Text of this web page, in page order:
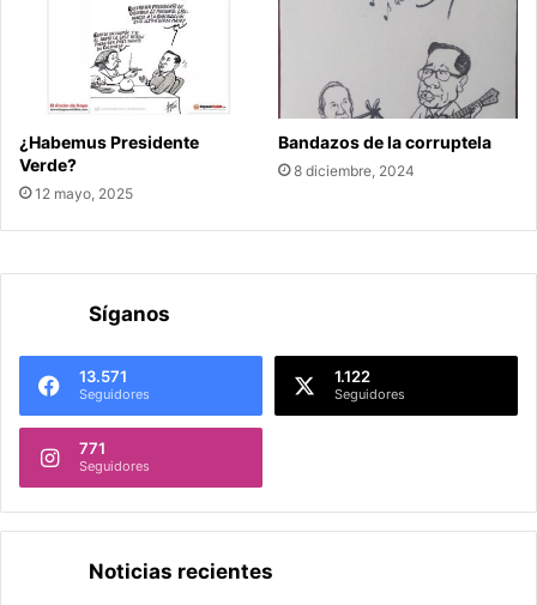
¿Habemus Presidente
Verde?
12 mayo, 2025
Bandazos de la corruptela
8 diciembre, 2024
Síganos
13.571
Seguidores
1.122
Seguidores
771
Seguidores
Noticias recientes